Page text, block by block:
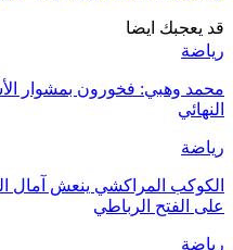
قد يعجبك ايضا
رياضة
محمد وهبي: فخورون بمشوار
النهائي
رياضة
الكوكب المراكشي ينعش آمال
على الفتح الرباطي
رياضة